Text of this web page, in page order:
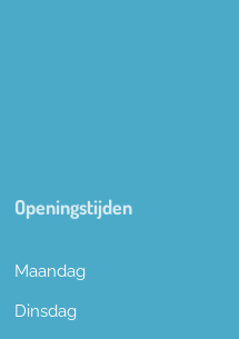
Openingstijden
Maandag
Dinsdag